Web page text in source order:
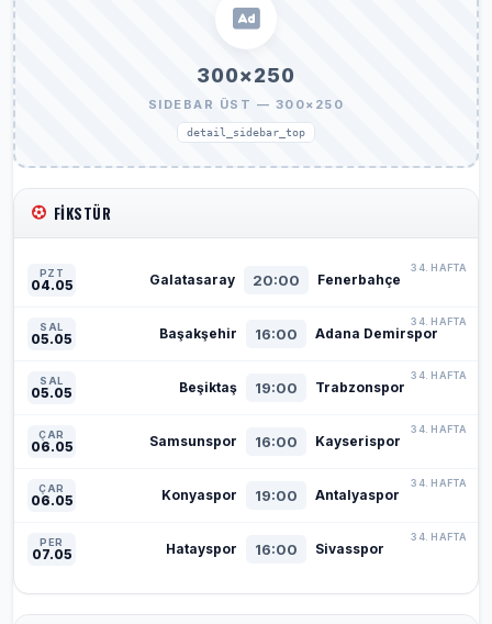
300×250
SIDEBAR ÜST — 300×250
detail_sidebar_top
FIKSTÜR
PZT
04.05 Galatasaray 20:00 Fenerbahçe
34. HAFTA
SAL
05.05 Başakşehir 16:00 Adana Demirspor
34. HAFTA
SAL
05.05 Beşiktaş 19:00 Trabzonspor
34. HAFTA
ÇAR
06.05 Samsunspor 16:00 Kayserispor
34. HAFTA
ÇAR
06.05 Konyaspor 19:00 Antalyaspor
34. HAFTA
PER
07.05 Hatayspor 16:00 Sivasspor
34. HAFTA